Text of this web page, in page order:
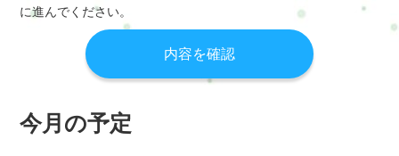
に進んでください。
今月の予定